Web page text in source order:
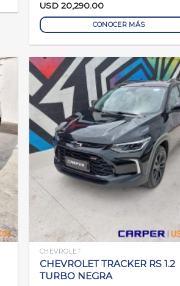
USD 20,290.00
CONOCER MÁS
CHEVROLET
CHEVROLET TRACKER RS 1.2
TURBO NEGRA